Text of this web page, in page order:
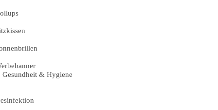
Gesundheit & Hygiene